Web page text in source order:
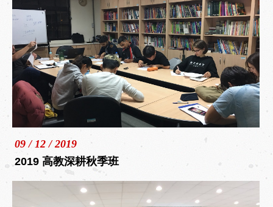
09 / 12 / 2019
2019 高教深耕秋季班